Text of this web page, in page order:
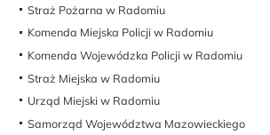
Straż Pożarna w Radomiu
Komenda Miejska Policji w Radomiu
Komenda Wojewódzka Policji w Radomiu
Straż Miejska w Radomiu
Urząd Miejski w Radomiu
Samorząd Województwa Mazowieckiego